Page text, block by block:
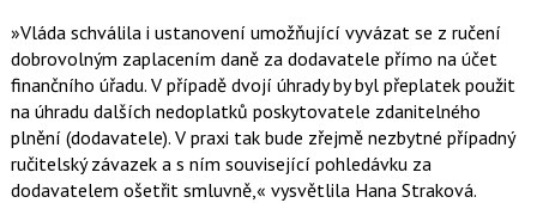
»Vláda schválila i ustanovení umožňující vyvázat se z ručení
dobrovolným zaplacením daně za dodavatele přímo na účet
finančního úřadu. V případě dvojí úhrady by byl přeplatek použit
na úhradu dalších nedoplatků poskytovatele zdanitelného
plnění (dodavatele). V praxi tak bude zřejmě nezbytné případný
ručitelský závazek a s ním související pohledávku za
dodavatelem ošetřit smluvně,« vysvětlila Hana Straková.